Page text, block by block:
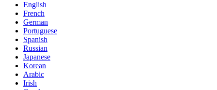
English
French
German
Portuguese
Spanish
Russian
Japanese
Korean
Arabic
Irish